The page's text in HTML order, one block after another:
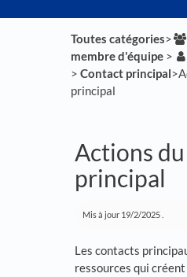
Toutes catégories​>​
membre d'équipe​ > ​
> ​ ​Contact principal​>​
principal
Actions
principal
Mis à jour 19/2/2025
Les contacts
ressources qui